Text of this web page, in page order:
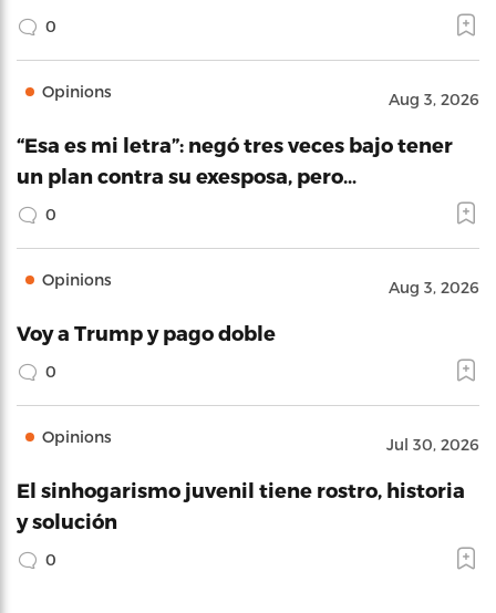
0
Opinions Aug 3, 2026
“Esa es mi letra”: negó tres veces bajo tener
un plan contra su exesposa, pero…
0
Opinions Aug 3, 2026
Voy a Trump y pago doble
0
Opinions Jul 30, 2026
El sinhogarismo juvenil tiene rostro, historia
y solución
0